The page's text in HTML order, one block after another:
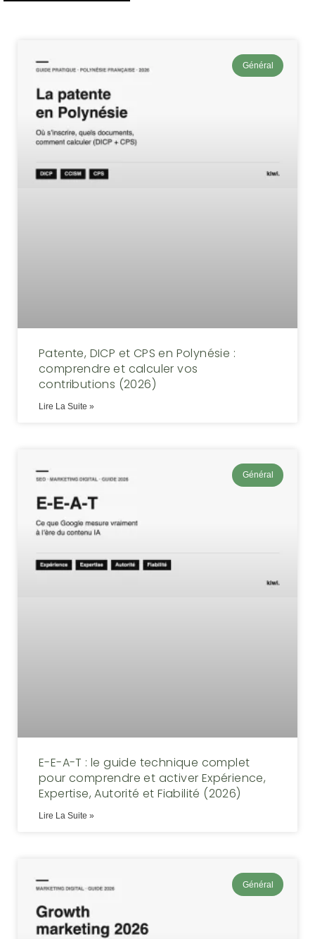
Général
Patente, DICP et CPS en Polynésie :
comprendre et calculer vos
contributions (2026)
Lire La Suite »
Général
E-E-A-T : le guide technique complet
pour comprendre et activer Expérience,
Expertise, Autorité et Fiabilité (2026)
Lire La Suite »
Général